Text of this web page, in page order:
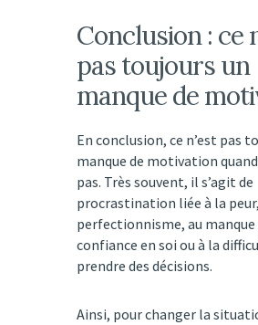
Conclusion : ce
pas toujours un
manque de
En conclusion, ce n’est pas
manque de motivation
pas. Très souvent, il s’agit de
procrastination liée à la
perfectionnisme, au manque
confiance en soi ou à la
prendre des décisions.
Ainsi, pour changer la